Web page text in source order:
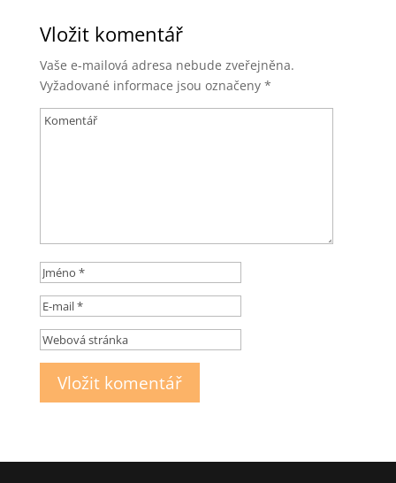
Vložit komentář
Vaše e-mailová adresa nebude zveřejněna.
Vyžadované informace jsou označeny *